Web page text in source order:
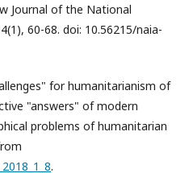
Journal of the National
60-68. doi: 10.56215/naia-
for humanitarianism of
"answers" of modern
problems of humanitarian
.